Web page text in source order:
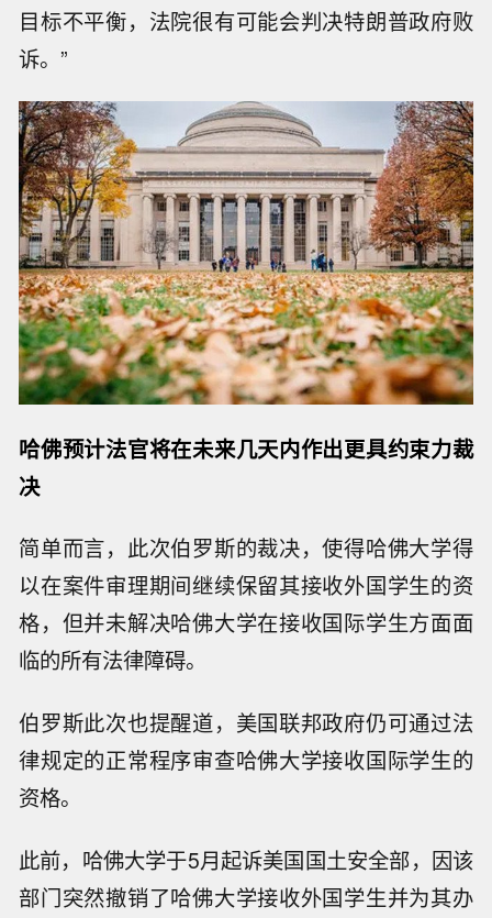
目标不平衡，法院很有可能会判决特朗普政府败
诉。”
哈佛预计法官将在未来几天内作出更具约束力裁
决
简单而言，此次伯罗斯的裁决，使得哈佛大学得
以在案件审理期间继续保留其接收外国学生的资
格，但并未解决哈佛大学在接收国际学生方面面
临的所有法律障碍。
伯罗斯此次也提醒道，美国联邦政府仍可通过法
律规定的正常程序审查哈佛大学接收国际学生的
资格。
此前，哈佛大学于5月起诉美国国土安全部，因该
部门突然撤销了哈佛大学接收外国学生并为其办